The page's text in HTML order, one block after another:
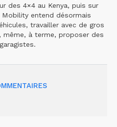
des 4×4 au Kenya, puis sur
entend désormais
travailler avec de gros
à terme, proposer des